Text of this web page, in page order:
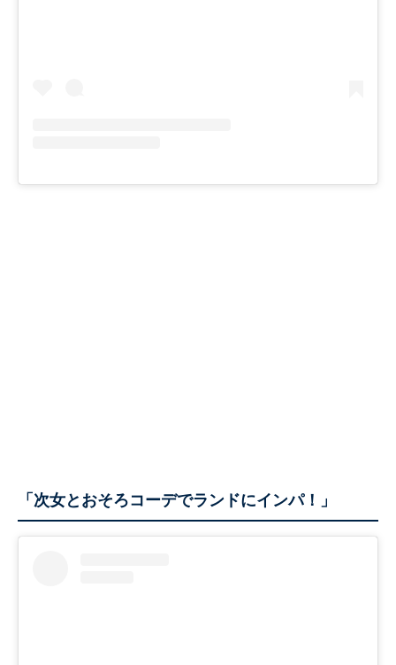
「次女とおそろコーデでランドにインパ！」